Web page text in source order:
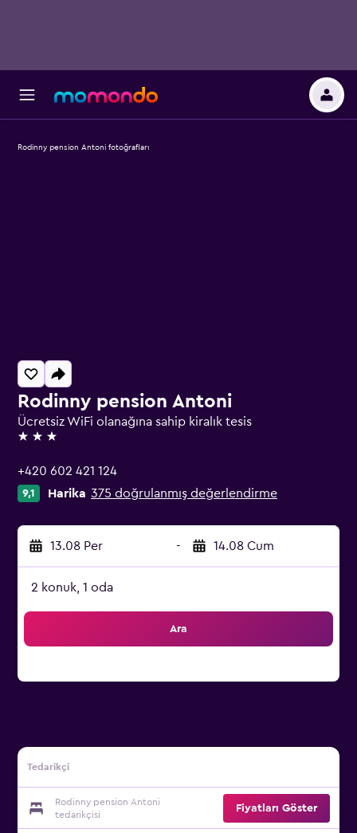
Rodinny pension Antoni
Ücretsiz WiFi olanağına sahip kiralık tesis
3 yıldız
+420 602 421 124
9,1 Harika 375 doğrulanmış değerlendirme
13.08 Per - 14.08 Cum
2 konuk, 1 oda
Ara
Tedarikçi
Rodinny pension Antoni
tedarikçisi
Fiyatları Göster
Rodinny pension Antoni fotoğrafları